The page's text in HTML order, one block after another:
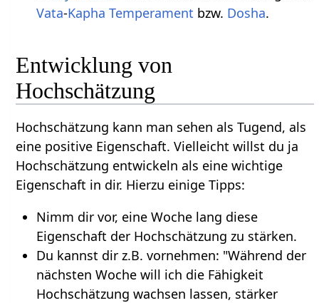
Vata-Kapha Temperament bzw. Dosha.
Entwicklung von
Hochschätzung
Hochschätzung kann man sehen als Tugend, als
eine positive Eigenschaft. Vielleicht willst du ja
Hochschätzung entwickeln als eine wichtige
Eigenschaft in dir. Hierzu einige Tipps:
Nimm dir vor, eine Woche lang diese
Eigenschaft der Hochschätzung zu stärken.
Du kannst dir z.B. vornehmen: "Während der
nächsten Woche will ich die Fähigkeit
Hochschätzung wachsen lassen, stärker